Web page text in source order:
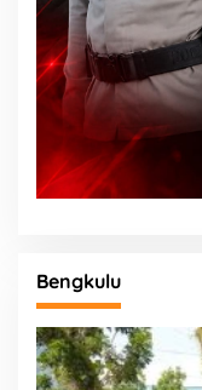
Bengkulu